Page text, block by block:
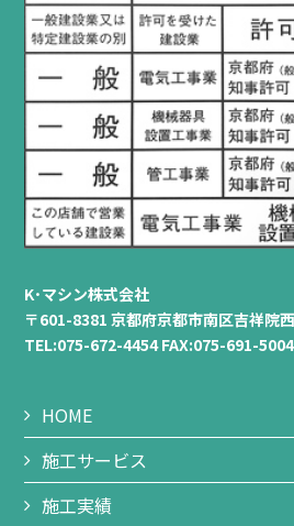
K･マシン株式会社
〒601-8381 京都府京都市南区吉祥院
TEL:075-672-4454 FAX:075-691-5004
HOME
施工サービス
施工実績